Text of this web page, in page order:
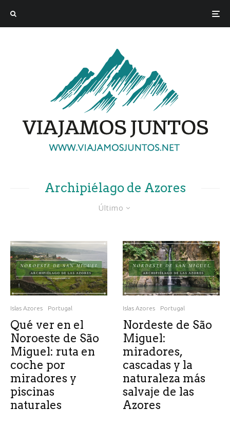
Archipiélago de Azores
Último
Islas Azores Portugal
Qué ver en el
Noroeste de São
Miguel: ruta en
coche por
miradores y
piscinas
naturales
Islas Azores Portugal
Nordeste de São
Miguel:
miradores,
cascadas y la
naturaleza más
salvaje de las
Azores